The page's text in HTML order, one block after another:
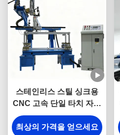
스테인리스 스틸 싱크용
CNC 고속 단일 타치 자동
베진 레이저 용접기
최상의 가격을 얻으세요